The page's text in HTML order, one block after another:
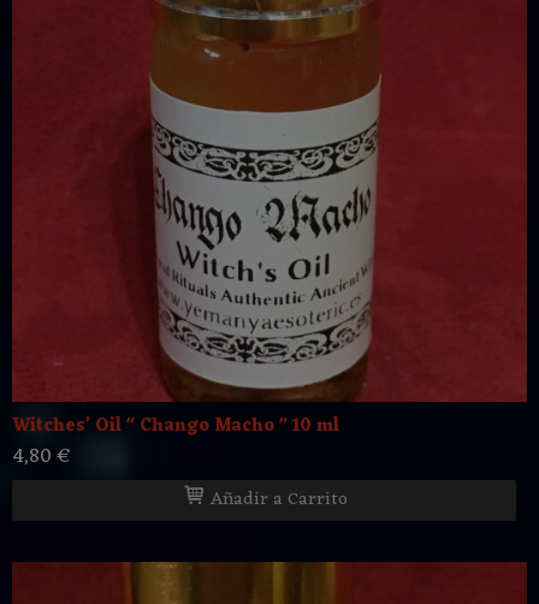
Witches' Oil " Chango Macho " 10 ml
4,80 €
Añadir a Carrito